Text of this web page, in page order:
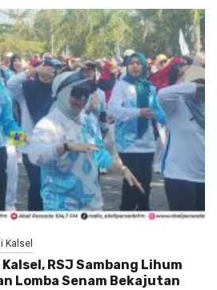
Kalsel
RSJ Sambang Lihum
Lomba Senam Bekajutan